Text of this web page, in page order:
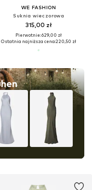
WE FASHION
Suknia wieczorowa
315,00 zł
Pierwotnie: 629,00 zł
Ostatnia najniższa cena:220,50 zł